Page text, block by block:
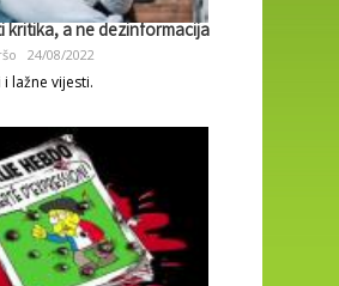
kritika, a ne dezinformacija
24/08/2022
lažne vijesti.